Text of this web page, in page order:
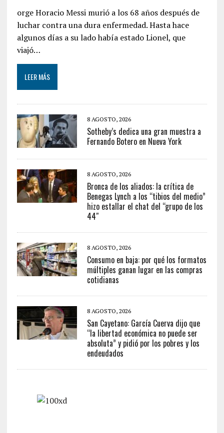
orge Horacio Messi murió a los 68 años después de
luchar contra una dura enfermedad. Hasta hace
algunos días a su lado había estado Lionel, que
viajó…
LEER MÁS
8 AGOSTO, 2026
Sotheby’s dedica una gran muestra a
Fernando Botero en Nueva York
8 AGOSTO, 2026
Bronca de los aliados: la crítica de
Benegas Lynch a los “tibios del medio”
hizo estallar el chat del “grupo de los
44″
8 AGOSTO, 2026
Consumo en baja: por qué los formatos
múltiples ganan lugar en las compras
cotidianas
8 AGOSTO, 2026
San Cayetano: García Cuerva dijo que
“la libertad económica no puede ser
absoluta” y pidió por los pobres y los
endeudados